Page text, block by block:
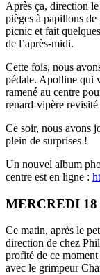
Après ça, direction
pièges à papillons
picnic et fait
de l’après-midi.
Cette fois, nous
pédale. Apolline qui
ramené au centre
renard-vipère revisité
Ce soir, nous avons
plein de surprises !
Un nouvel album
centre est en ligne :
MERCREDI 18
Ce matin, après le
direction de chez
profité de ce
avec le grimpeur